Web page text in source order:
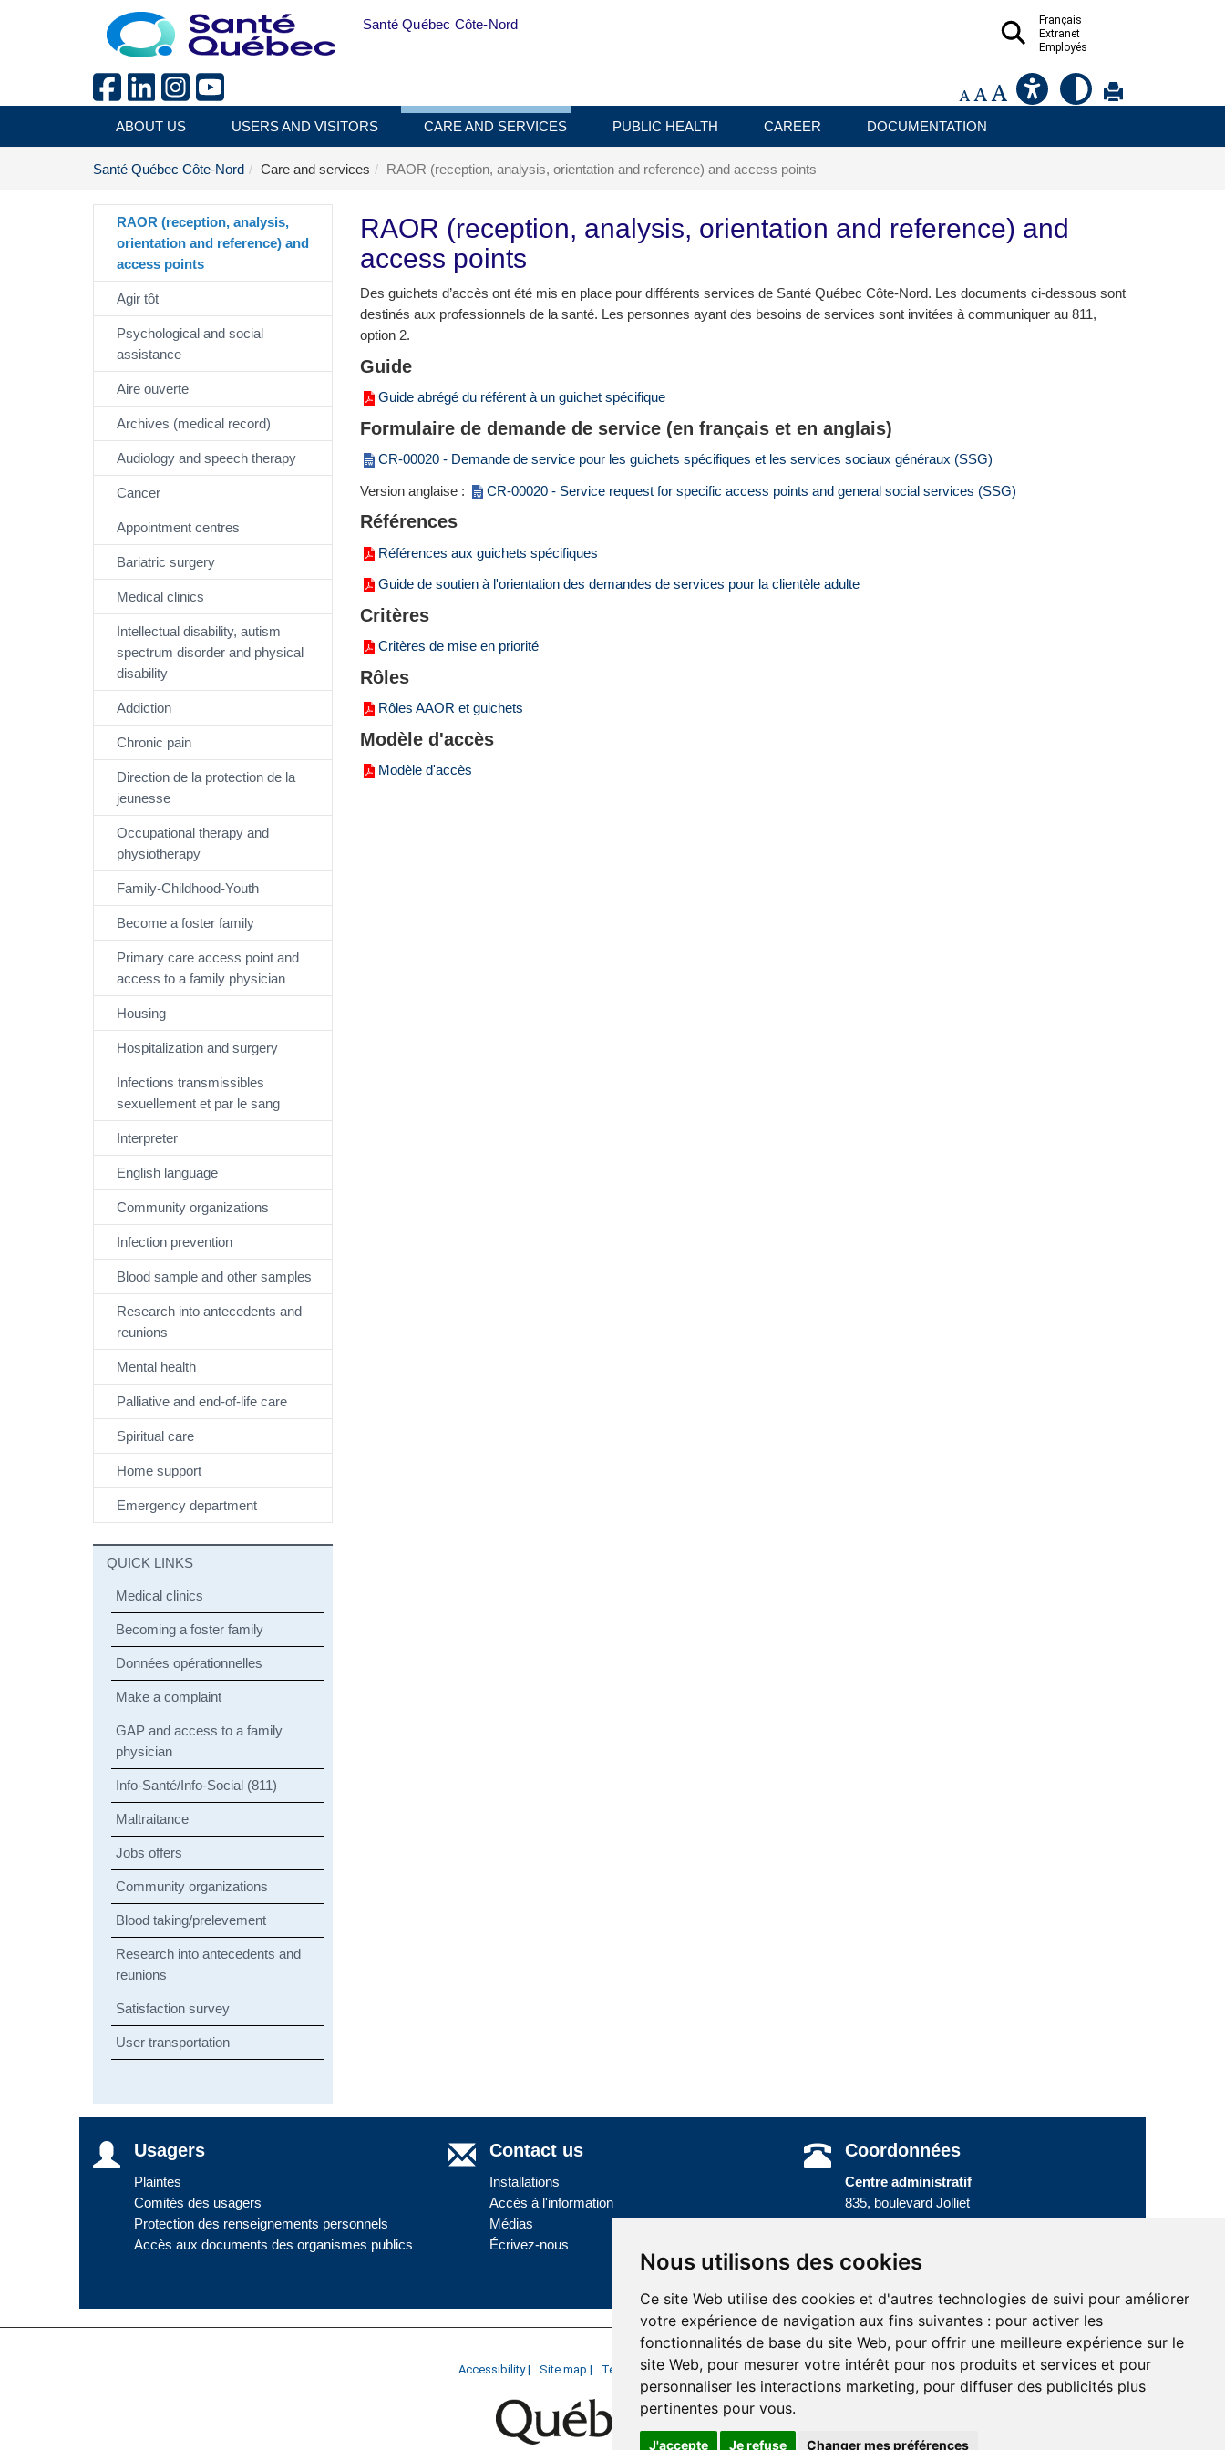
Nous utilisons des cookies
Ce site Web utilise des cookies et d'autres technologies de suivi pour améliorer
votre expérience de navigation aux fins suivantes : pour activer les
fonctionnalités de base du site Web, pour offrir une meilleure expérience sur le
site Web, pour mesurer votre intérêt pour nos produits et services et pour
personnaliser les interactions marketing, pour diffuser des publicités plus
pertinentes pour vous.
J'accepte Je refuse Changer mes préférences
Français
Extranet
Employés
Santé Québec Côte-Nord
ABOUT US USERS AND VISITORS CARE AND SERVICES PUBLIC HEALTH CAREER DOCUMENTATION
Santé Québec Côte-Nord Care and services RAOR (reception, analysis, orientation and reference) and access points
RAOR (reception, analysis,
orientation and reference) and
access points
Agir tôt
Psychological and social
assistance
Aire ouverte
Archives (medical record)
Audiology and speech therapy
Cancer
Appointment centres
Bariatric surgery
Medical clinics
Intellectual disability, autism
spectrum disorder and physical
disability
Addiction
Chronic pain
Direction de la protection de la
jeunesse
Occupational therapy and
physiotherapy
Family-Childhood-Youth
Become a foster family
Primary care access point and
access to a family physician
Housing
Hospitalization and surgery
Infections transmissibles
sexuellement et par le sang
Interpreter
English language
Community organizations
Infection prevention
Blood sample and other samples
Research into antecedents and
reunions
Mental health
Palliative and end-of-life care
Spiritual care
Home support
Emergency department
QUICK LINKS
Medical clinics
Becoming a foster family
Données opérationnelles
Make a complaint
GAP and access to a family
physician
Info-Santé/Info-Social (811)
Maltraitance
Jobs offers
Community organizations
Blood taking/prelevement
Research into antecedents and
reunions
Satisfaction survey
User transportation
RAOR (reception, analysis, orientation and reference) and
access points
Des guichets d’accès ont été mis en place pour différents services de Santé Québec Côte-Nord. Les documents ci-dessous sont
destinés aux professionnels de la santé. Les personnes ayant des besoins de services sont invitées à communiquer au 811,
option 2.
Guide
Guide abrégé du référent à un guichet spécifique
Formulaire de demande de service (en français et en anglais)
CR-00020 - Demande de service pour les guichets spécifiques et les services sociaux généraux (SSG)
Version anglaise : CR-00020 - Service request for specific access points and general social services (SSG)
Références
Références aux guichets spécifiques
Guide de soutien à l'orientation des demandes de services pour la clientèle adulte
Critères
Critères de mise en priorité
Rôles
Rôles AAOR et guichets
Modèle d'accès
Modèle d'accès
Usagers
Plaintes
Comités des usagers
Protection des renseignements personnels
Accès aux documents des organismes publics
Contact us
Installations
Accès à l'information
Médias
Écrivez-nous
Coordonnées
Centre administratif
835, boulevard Jolliet
Baie-Comeau (Québec) G5C 1P5
Sans frais : 1 800 463-5142
Last update : 10 July 2026
Accessibility | Site map | Terms of Use | Website development